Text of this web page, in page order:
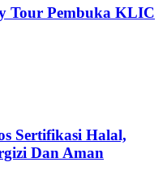
Tour Pembuka KLIC
Sertifikasi Halal,
Dan Aman